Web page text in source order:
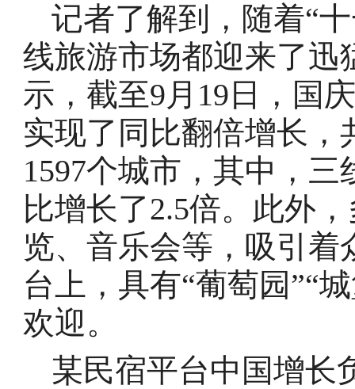
记者了解到，随着“
线旅游市场都迎来了迅
示，截至9月19日，国
实现了同比翻倍增长，
1597个城市，其中，
比增长了2.5倍。此外
览、音乐会等，吸引
台上，具有“葡萄园”“
欢迎。
某民宿平台中国增长